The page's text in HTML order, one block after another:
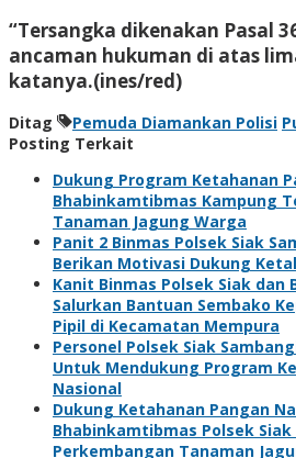
“Tersangka dikenakan Pasal
ancaman hukuman di atas
katanya.(ines/red)
Ditag Pemuda Diamankan Polisi
Posting Terkait
Dukung Program Ketahanan
Bhabinkamtibmas Kampung
Tanaman Jagung Warga
Panit 2 Binmas Polsek Siak
Berikan Motivasi Dukung
Kanit Binmas Polsek Siak dan
Salurkan Bantuan Sembako
Pipil di Kecamatan Mempura
Personel Polsek Siak
Untuk Mendukung Program
Nasional
Dukung Ketahanan Pangan
Bhabinkamtibmas Polsek
Perkembangan Tanaman